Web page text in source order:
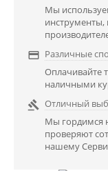
Мы
инструменты,
 Различные
Оплачивайте
наличными
 Отличный
Мы гордимся
проверяют
нашему